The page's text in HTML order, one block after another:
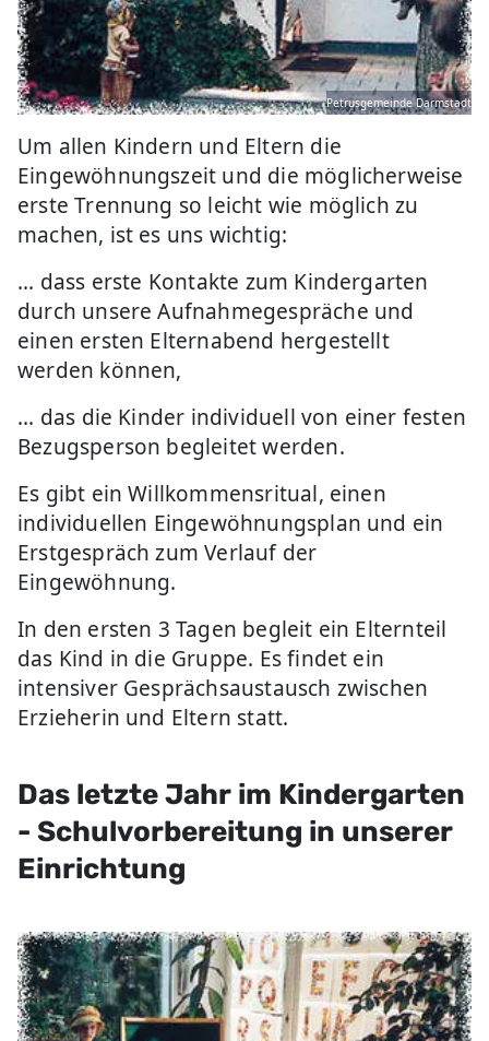
Petrusgemeinde Darmstadt
Um allen Kindern und Eltern die
Eingewöhnungszeit und die möglicherweise
erste Trennung so leicht wie möglich zu
machen, ist es uns wichtig:
... dass erste Kontakte zum Kindergarten
durch unsere Aufnahmegespräche und
einen ersten Elternabend hergestellt
werden können,
... das die Kinder individuell von einer festen
Bezugsperson begleitet werden.
Es gibt ein Willkommensritual, einen
individuellen Eingewöhnungsplan und ein
Erstgespräch zum Verlauf der
Eingewöhnung.
In den ersten 3 Tagen begleit ein Elternteil
das Kind in die Gruppe. Es findet ein
intensiver Gesprächsaustausch zwischen
Erzieherin und Eltern statt.
Das letzte Jahr im Kindergarten
- Schulvorbereitung in unserer
Einrichtung